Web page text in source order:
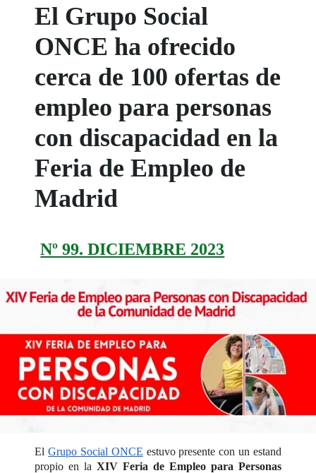
El Grupo Social
ONCE ha ofrecido
cerca de 100 ofertas de
empleo para personas
con discapacidad en la
Feria de Empleo de
Madrid
Nº 99. DICIEMBRE 2023
ElGrupo Social ONCE estuvo presente con un estand
propio en laXIV Feria de Empleo para Personas